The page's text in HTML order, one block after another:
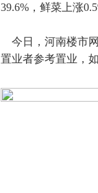
39.6%，鲜菜上涨
今日，河南楼市
置业者参考置业，